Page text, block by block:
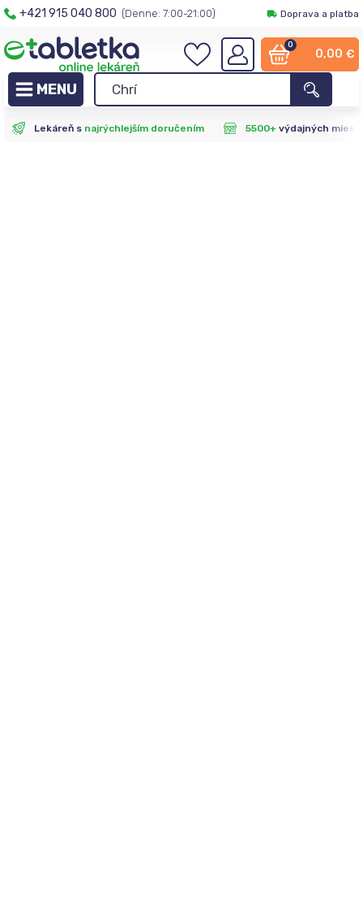
+421 915 040 800 (Denne: 7:00-21:00) Doprava a platba
0
0,00 €
Lekáreň s najrýchlejším doručením 5500+výdajných miest